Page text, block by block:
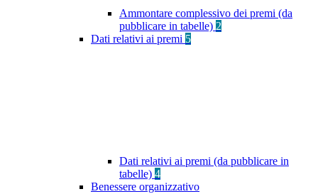
Ammontare complessivo dei premi (da
pubblicare in tabelle) 2
Dati relativi ai premi 5
Dati relativi ai premi (da pubblicare in
tabelle) 4
Benessere organizzativo